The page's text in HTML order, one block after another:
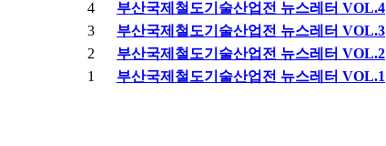
4 부산국제철도기술산업전 뉴스레터 VOL.4
3
부산국제철도기술산업전 뉴스레터 VOL.3
2
부산국제철도기술산업전 뉴스레터 VOL.2
1
부산국제철도기술산업전 뉴스레터 VOL.1